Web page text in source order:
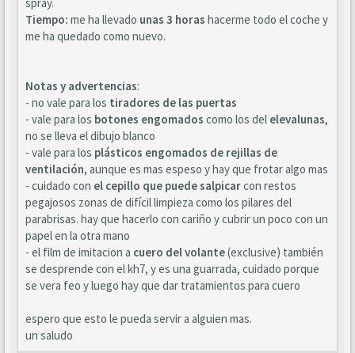
Tiempo: me ha llevado unas 3 horas hacerme todo el coche y
me ha quedado como nuevo.
Notas y advertencias:
- no vale para los tiradores de las puertas
- vale para los botones engomados como los del elevalunas,
no se lleva el dibujo blanco
- vale para los plásticos engomados de rejillas de
ventilación, aunque es mas espeso y hay que frotar algo mas
- cuidado con el cepillo que puede salpicarcon restos
pegajosos zonas de difícil limpieza como los pilares del
parabrisas. hay que hacerlo con cariño y cubrir un poco con un
papel en la otra mano
- el film de imitacion a cuero del volante(exclusive) también
se desprende con el kh7, y es una guarrada, cuidado porque
se vera feo y luego hay que dar tratamientos para cuero
espero que esto le pueda servir a alguien mas.
un saludo